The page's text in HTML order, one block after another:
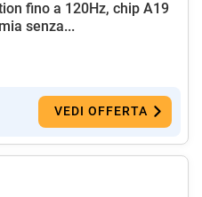
fino a 120Hz, chip A19
senza...
VEDI OFFERTA